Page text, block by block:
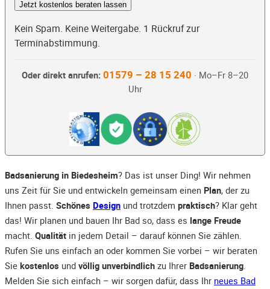
Jetzt kostenlos beraten lassen
Kein Spam. Keine Weitergabe. 1 Rückruf zur
Terminabstimmung.
Oder direkt anrufen: 01579 – 28 15 240 · Mo–Fr 8–20
Uhr
Badsanierung in Biedesheim? Das ist unser Ding! Wir nehmen
uns Zeit für Sie und entwickeln gemeinsam einen Plan, der zu
Ihnen passt. Schönes Design und trotzdem praktisch? Klar geht
das! Wir planen und bauen Ihr Bad so, dass es lange Freude
macht. Qualität in jedem Detail – darauf können Sie zählen.
Rufen Sie uns einfach an oder kommen Sie vorbei – wir beraten
Sie kostenlos und völlig unverbindlich zu Ihrer Badsanierung.
Melden Sie sich einfach – wir sorgen dafür, dass Ihr neues Bad